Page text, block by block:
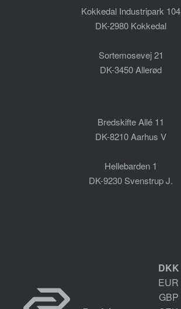
Kokkedal Industripark 104
DK-2980 Kokkedal
Sortemosevej 21
DK-3450 Allerød
Bredskifte Allé 11
DK-8210 Aarhus V
Hellebarden 1
DK-9230 Svenstrup J.
DKK
EUR
GBP